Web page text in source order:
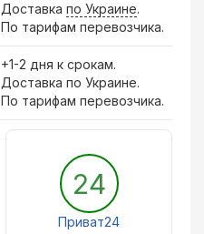
Доставка по Украине.
По тарифам перевозчика.
+1-2 дня к срокам.
Доставка по Украине.
По тарифам перевозчика.
24
Приват24